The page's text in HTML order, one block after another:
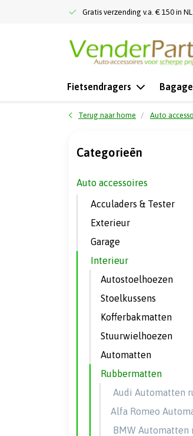
Gratis verzending v.a. € 150 in
Fietsendragers
Terug naar home Auto
Categorieën
Auto accessoires
Acculaders & Tester
Exterieur
Garage
Interieur
Autostoelhoezen
Stoelkussens
Kofferbakmatten
Stuurwielhoezen
Automatten
Rubbermatten
Audi Automatten
Alfa Romeo
BMW Automatten